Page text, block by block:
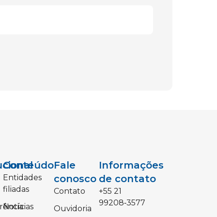
Conteúdo
Entidades
filiadas
Notícias
Fale
conosco
Contato
Ouvidoria
Informações
de contato
‪+55 21
99208‑3577‬